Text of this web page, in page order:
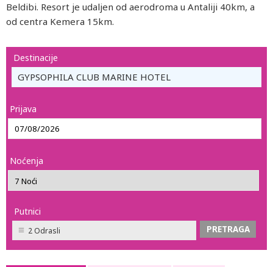
Beldibi. Resort je udaljen od aerodroma u Antaliji 40km, a
od centra Kemera 15km.
Destinacije
GYPSOPHILA CLUB MARINE HOTEL
Prijava
Noćenja
Putnici
2 Odrasli